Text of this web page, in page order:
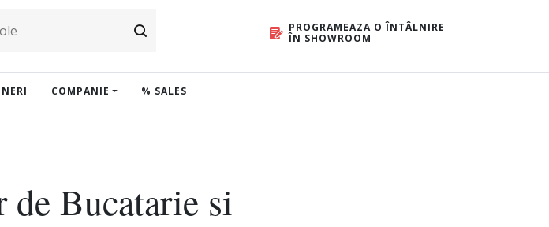
PROGRAMEAZA O ÎNTÂLNIRE
ÎN SHOWROOM
COMPANIE % SALES
Bucatarie si